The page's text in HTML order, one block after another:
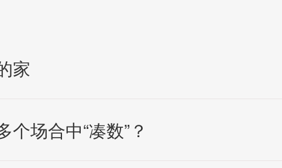
家
个场合中“凑数”？